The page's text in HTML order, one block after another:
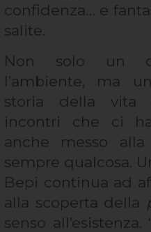
confidenza… e
salite.
Non solo un
l’ambiente, ma
storia della vita
incontri che ci
anche messo
sempre qualcosa.
Bepi continua ad
alla scoperta della
senso all’esistenza.